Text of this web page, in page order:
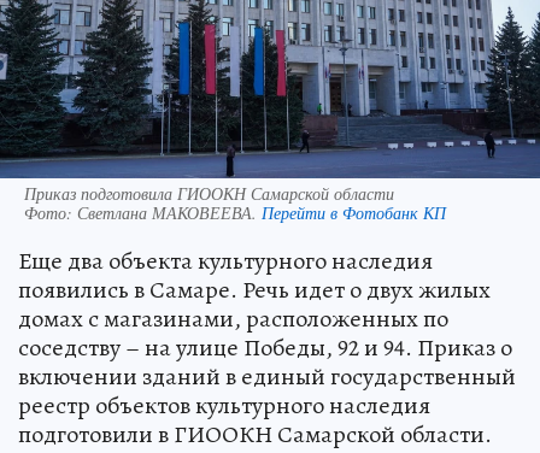
Приказ подготовила ГИООКН Самарской области
Фото: Светлана МАКОВЕЕВА. Перейти в Фотобанк КП
Еще два объекта культурного наследия
появились в Самаре. Речь идет о двух жилых
домах с магазинами, расположенных по
соседству – на улице Победы, 92 и 94. Приказ о
включении зданий в единый государственный
реестр объектов культурного наследия
подготовили в ГИООКН Самарской области.